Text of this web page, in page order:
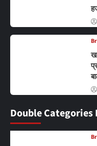
Double Categories